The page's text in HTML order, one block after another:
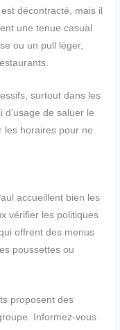
décontracté, mais il
une tenue casual
ou un pull léger,
surtout dans les
de saluer le
les horaires pour ne
accueillent bien les
vérifier les politiques
offrent des menus
poussettes ou
proposent des
Informez-vous